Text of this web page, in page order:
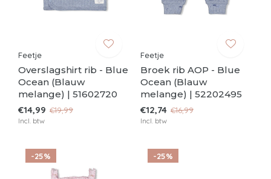
Feetje
Overslagshirt rib - Blue
Ocean (Blauw
melange) | 51602720
€14,99 €19,99
Incl. btw
Feetje
Broek rib AOP - Blue
Ocean (Blauw
melange) | 52202495
€12,74 €16,99
Incl. btw
-25% -25%